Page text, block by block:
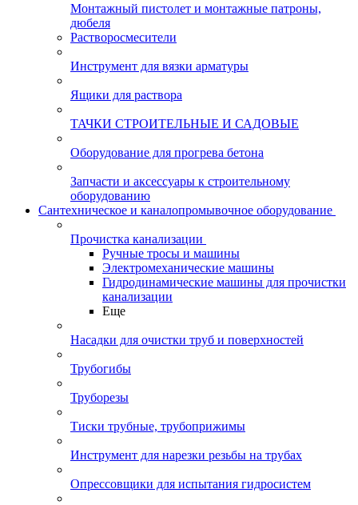
Монтажный пистолет и монтажные патроны,
дюбеля
Растворосмесители
Инструмент для вязки арматуры
Ящики для раствора
ТАЧКИ СТРОИТЕЛЬНЫЕ И САДОВЫЕ
Оборудование для прогрева бетона
Запчасти и аксессуары к строительному
оборудованию
Сантехническое и каналопромывочное оборудование
Прочистка канализации
Ручные тросы и машины
Электромеханические машины
Гидродинамические машины для прочистки
канализации
Еще
Насадки для очистки труб и поверхностей
Трубогибы
Труборезы
Тиски трубные, трубоприжимы
Инструмент для нарезки резьбы на трубах
Опрессовщики для испытания гидросистем